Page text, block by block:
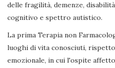
delle fragilità, demenze,
cognitivo e spettro autistico.
La prima Terapia non
luoghi di vita conosciuti,
emozionale, in cui l'ospite